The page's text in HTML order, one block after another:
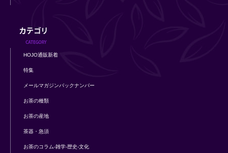
HOJO通販新着
特集
メールマガジンバックナンバー
お茶の種類
お茶の産地
茶器・急須
お茶のコラム-雑学-歴史-文化